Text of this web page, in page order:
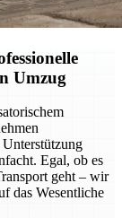
Umzug
Egal, ob es
geht – wir
das Wesentliche